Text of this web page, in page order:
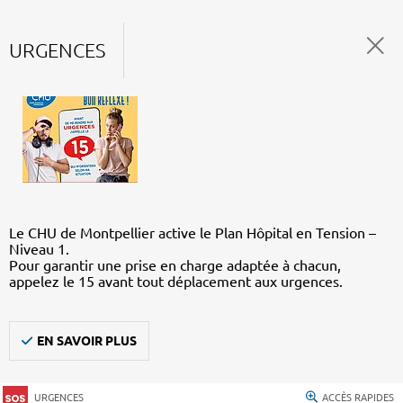
URGENCES
Le CHU de Montpellier active le Plan Hôpital en Tension –
Niveau 1.
Pour garantir une prise en charge adaptée à chacun,
appelez le 15 avant tout déplacement aux urgences.
EN SAVOIR PLUS
URGENCES ACCÈS RAPIDES